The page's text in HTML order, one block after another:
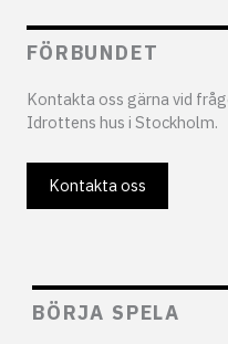
FÖRBUNDET
Kontakta oss gärna vid
Idrottens hus i Stockholm.
Kontakta oss
BÖRJA SPELA